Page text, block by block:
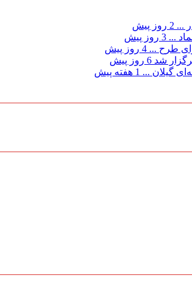
... 2 روز پیش
... 3 روز پیش
طرح ... 4 روز پیش
شد 6 روز پیش
گیلان ... 1 هفته پیش